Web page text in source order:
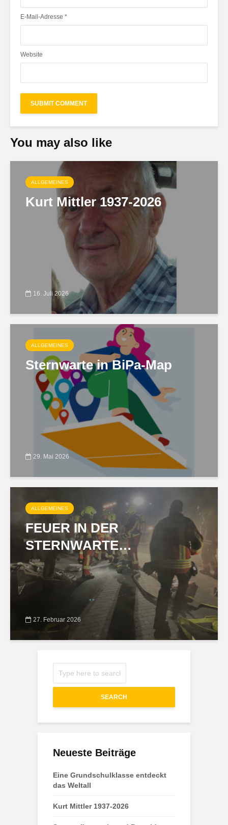
E-Mail-Adresse *
Website
You may also like
ALLGEMEINES
Kurt Mittler 1937-2026
16. Juli 2026
ALLGEMEINES
Sternwarte in BiPa-Map
29. Mai 2026
ALLGEMEINES
FEUER IN DER
STERNWARTE…
27. Februar 2026
SEARCH
Neueste Beiträge
Eine Grundschulklasse entdeckt
das Weltall
Kurt Mittler 1937-2026